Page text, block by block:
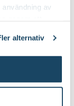
av
alternativ
2990